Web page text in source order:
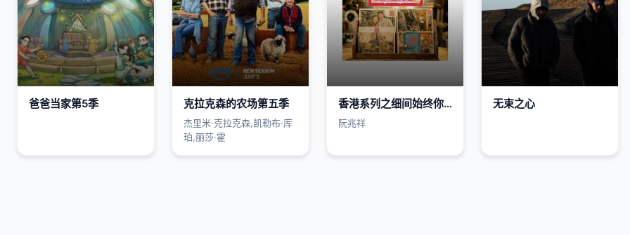
爸爸当家第5季 克拉克森的农场第五季
杰里米·克拉克森,凯勒布·库
珀,丽莎·霍
香港系列之细间始终你好
阮兆祥
无束之心